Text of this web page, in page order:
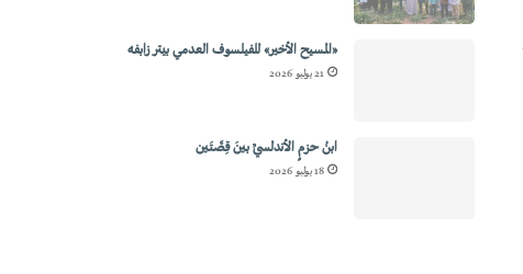
«المسيح الأخير» للفيلسوف العدمي بيتر زابفه
21 يوليو 2026
ابنُ حزمٍ الأندلسيِّ بينَ قِصَّتَين
18 يوليو 2026